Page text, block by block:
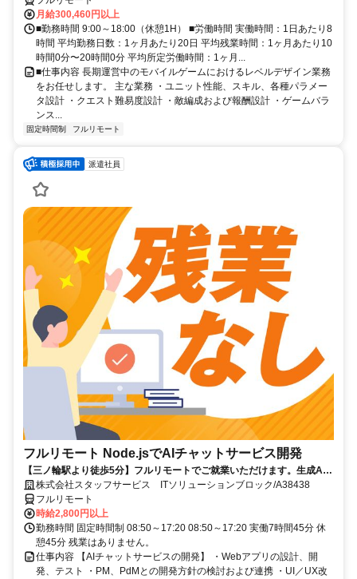
月給300,460円以上
■勤務時間 9:00～18:00（休憩1H） ■労働時間 実働時間：1日あたり8
時間 平均勤務日数：1ヶ月あたり20日 平均残業時間：1ヶ月あたり10
時間0分〜20時間0分 平均所定労働時間：1ヶ月...
■仕事内容 長期運営中のモバイルゲームにおけるレベルデザイン業務
をお任せします。 主な業務 ・ユニット性能、スキル、各種パラメー
タ設計 ・クエスト難易度設計 ・敵編成および報酬設計 ・ゲームバラ
ンス...
固定時間制 フルリモート
派遣社員
フルリモート Node.jsでAIチャットサービス開発
【三ノ輪駅より徒歩5分】フルリモートでご就業いただけます。生成AI
を活用したサービス開発に携われます。企画提案から改善まで幅広く関
われる環境です☆
株式会社スタッフサービス ITソリューションブロック/A38438
フルリモート
時給2,800円以上
勤務時間 固定時間制 08:50～17:20 08:50～17:20 実働7時間45分 休
憩45分 残業はありません。
仕事内容 【AIチャットサービスの開発】 ・Webアプリの設計、開
発、テスト ・PM、PdMとの開発方針の検討および連携 ・UI／UX改